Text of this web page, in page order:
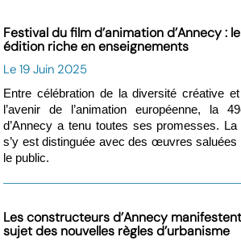
Festival du film d’animation d’Annecy :
édition riche en enseignements
Le 19 Juin 2025
Entre célébration de la diversité créative
l’avenir de l’animation européenne, la
d’Annecy a tenu toutes ses promesses.
s’y est distinguée avec des œuvres
le public.
Les constructeurs d’Annecy
sujet des nouvelles règles d’urbanisme